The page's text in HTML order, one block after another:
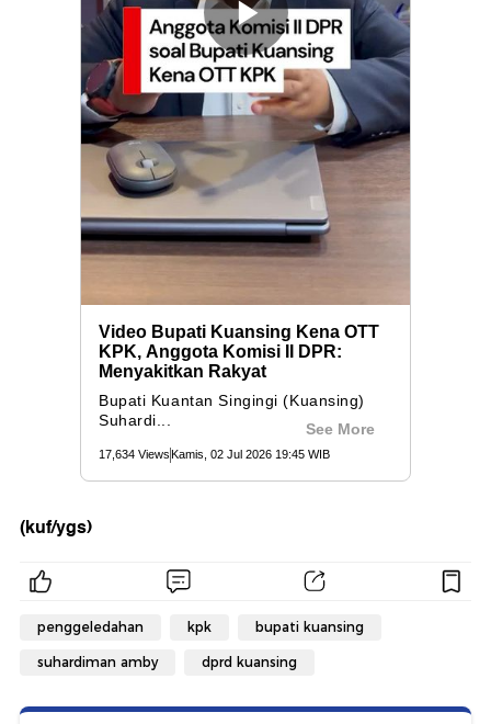
(kuf/ygs)
penggeledahan kpk bupati kuansing
suhardiman amby dprd kuansing